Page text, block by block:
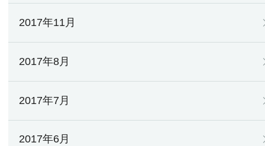
2017年11月
2017年8月
2017年7月
2017年6月